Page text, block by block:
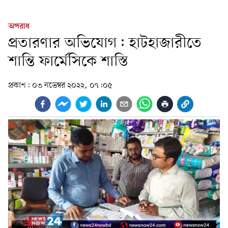
অপরাধ
প্রতারণার অভিযোগ: হাটহাজারীতে
শান্তি ফার্মেসিকে শাস্তি
প্রকাশ: ০৩ নভেম্বর ২০২২, ০৭:০৫